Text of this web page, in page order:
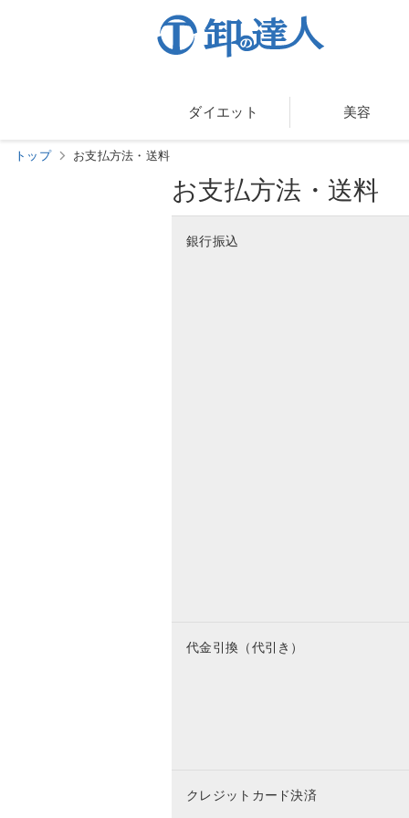
ダイエット 美容
トップ お支払方法・送料
お支払方法・送料
銀行振込
代金引換（代引き）
クレジットカード決済